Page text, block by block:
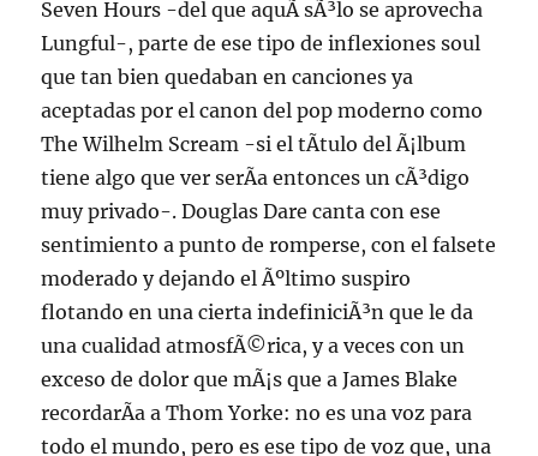
Seven Hours -del que aquÃ­ sÃ³lo se aprovecha
Lungful-, parte de ese tipo de inflexiones soul
que tan bien quedaban en canciones ya
aceptadas por el canon del pop moderno como
The Wilhelm Scream -si el tÃ­tulo del Ã¡lbum
tiene algo que ver serÃ­a entonces un cÃ³digo
muy privado-. Douglas Dare canta con ese
sentimiento a punto de romperse, con el falsete
moderado y dejando el Ãºltimo suspiro
flotando en una cierta indefiniciÃ³n que le da
una cualidad atmosfÃ©rica, y a veces con un
exceso de dolor que mÃ¡s que a James Blake
recordarÃ­a a Thom Yorke: no es una voz para
todo el mundo, pero es ese tipo de voz que, una